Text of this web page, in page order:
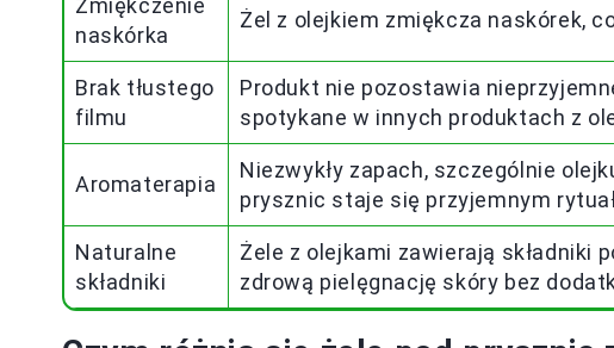
Zmiękczenie
naskórka
Żel z olejkiem zmiękcza naskórek,
Brak tłustego
filmu
Produkt nie pozostawia
spotykane w innych produktach z
Aromaterapia
Niezwykły zapach, szczególnie
prysznic staje się przyjemnym
Naturalne
składniki
Żele z olejkami zawierają składniki
zdrową pielęgnację skóry bez